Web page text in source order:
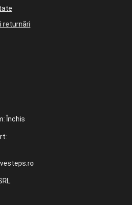
returnări
Închis